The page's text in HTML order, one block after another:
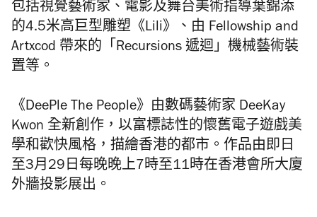
包括視覺藝術家、電影及舞台美術指導葉錦添
的4.5米高巨型雕塑《Lili》、由 Fellowship and
Artxcod 帶來的「Recursions 遞迴」機械藝術裝
置等。
《DeePle The People》由數碼藝術家 DeeKay
Kwon 全新創作， 以富標誌性的懷舊電子遊戲美
學和歡快風格，描繪香港的都市。作品由即日
至3月29日每晚晚上7時至11時在香港會所大廈
外牆投影展出。